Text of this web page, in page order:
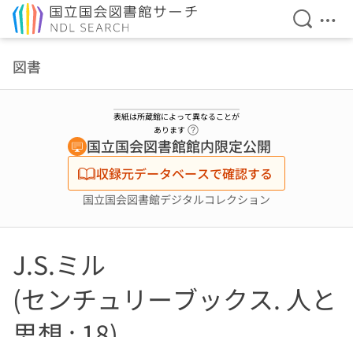
検索を
メ
図書
表紙は所蔵館によって異なることが
あります
国立国会図書館館内限定公開
収録元データベースで確認する
国立国会図書館デジタルコレクション
J.S.ミル
(センチュリーブックス. 人と